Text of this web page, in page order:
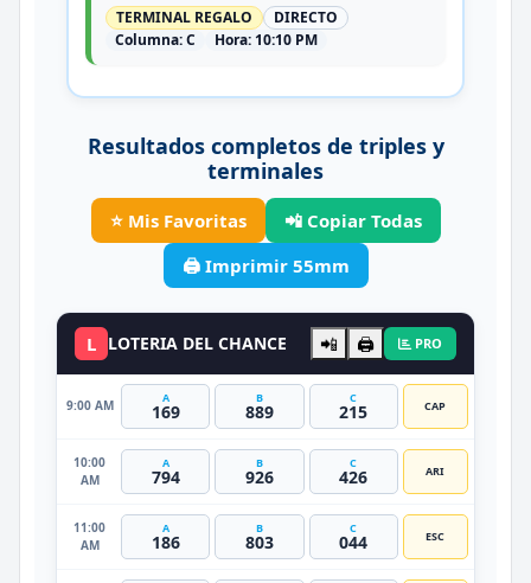
TERMINAL REGALO
DIRECTO
Columna:C Hora: 10:10 PM
Resultados completos de triples y
terminales
⭐ Mis Favoritas
📲 Copiar Todas
🖨️ Imprimir 55mm
L LOTERIA DEL CHANCE 📲 🖨️ PRO
9:00 AM A
169
B
889
C
215 CAP
10:00
AM
A
794
B
926
C
426 ARI
11:00
AM
A
186
B
803
C
044 ESC